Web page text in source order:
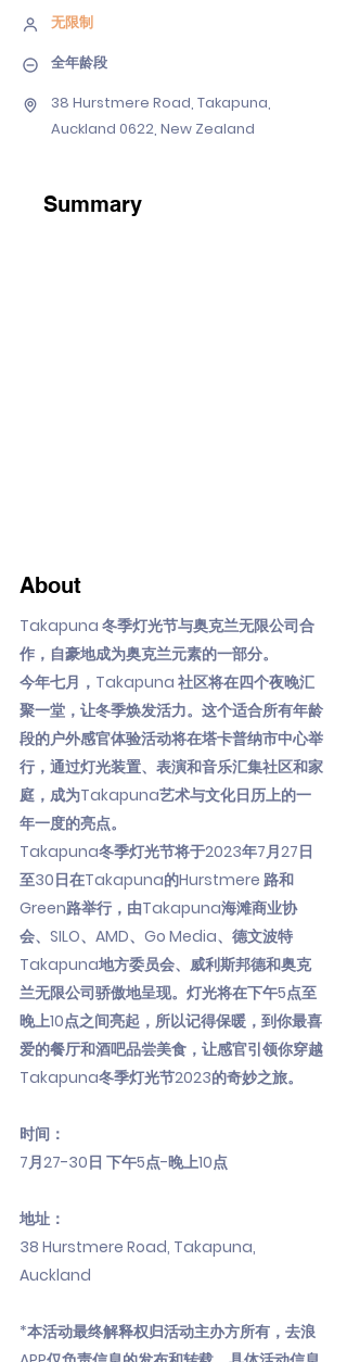
无限制
全年龄段
38 Hurstmere Road, Takapuna,
Auckland 0622, New Zealand
Summary
About
Takapuna 冬季灯光节与奥克兰无限公司合
作，自豪地成为奥克兰元素的一部分。
今年七月，Takapuna 社区将在四个夜晚汇
聚一堂，让冬季焕发活力。这个适合所有年龄
段的户外感官体验活动将在塔卡普纳市中心举
行，通过灯光装置、表演和音乐汇集社区和家
庭，成为Takapuna艺术与文化日历上的一
年一度的亮点。
Takapuna冬季灯光节将于2023年7月27日
至30日在Takapuna的Hurstmere 路和
Green路举行，由Takapuna海滩商业协
会、SILO、AMD、Go Media、德文波特
Takapuna地方委员会、威利斯邦德和奥克
兰无限公司骄傲地呈现。灯光将在下午5点至
晚上10点之间亮起，所以记得保暖，到你最喜
爱的餐厅和酒吧品尝美食，让感官引领你穿越
Takapuna冬季灯光节2023的奇妙之旅。
时间：
7月27-30日 下午5点-晚上10点
地址：
38 Hurstmere Road, Takapuna,
Auckland
*本活动最终解释权归活动主办方所有，去浪